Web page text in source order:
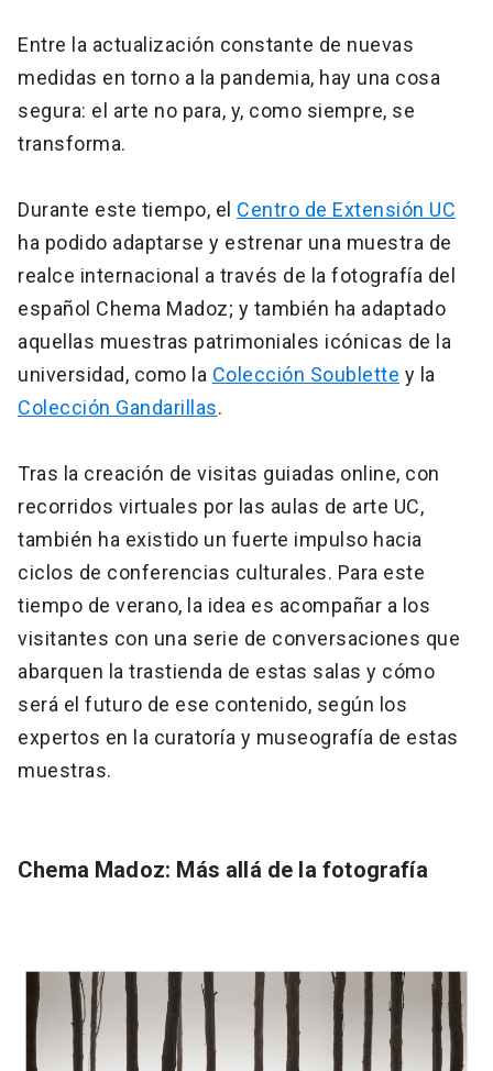
Entre la actualización constante de nuevas
medidas en torno a la pandemia, hay una cosa
segura: el arte no para, y, como siempre, se
transforma.
Durante este tiempo, el Centro de Extensión UC
ha podido adaptarse y estrenar una muestra de
realce internacional a través de la fotografía del
español Chema Madoz; y también ha adaptado
aquellas muestras patrimoniales icónicas de la
universidad, como la Colección Soublette y la
Colección Gandarillas.
Tras la creación de visitas guiadas online, con
recorridos virtuales por las aulas de arte UC,
también ha existido un fuerte impulso hacia
ciclos de conferencias culturales. Para este
tiempo de verano, la idea es acompañar a los
visitantes con una serie de conversaciones que
abarquen la trastienda de estas salas y cómo
será el futuro de ese contenido, según los
expertos en la curatoría y museografía de estas
muestras.
Chema Madoz: Más allá de la fotografía